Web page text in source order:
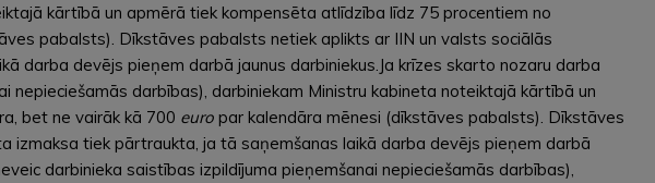
kārtībā un apmērā tiek kompensēta atlīdzība līdz 75 procentiem no
pabalsts). Dīkstāves pabalsts netiek aplikts ar IIN un valsts sociālās
darba devējs pieņem darbā jaunus darbiniekus.Ja krīzes skarto nozaru darba
darbības), darbiniekam Ministru kabineta noteiktajā kārtībā un
bet ne vairāk kā 700 euro par kalendāra mēnesi (dīkstāves pabalsts). Dīkstāves
tiek pārtraukta, ja tā saņemšanas laikā darba devējs pieņem darbā
darbinieka saistības izpildījuma pieņemšanai nepieciešamās darbības),